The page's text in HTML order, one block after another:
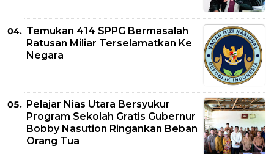
Temukan 414 SPPG Bermasalah
Ratusan Miliar Terselamatkan Ke
Negara
Pelajar Nias Utara Bersyukur
Program Sekolah Gratis Gubernur
Bobby Nasution Ringankan Beban
Orang Tua